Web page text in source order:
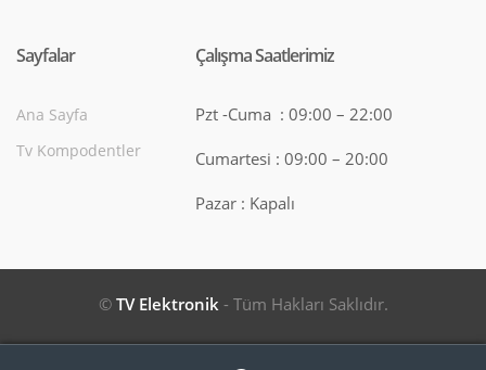
Sayfalar
Ana Sayfa
Tv Kompodentler
Çalışma Saatlerimiz
Pzt -Cuma : 09:00 – 22:00
Cumartesi : 09:00 – 20:00
Pazar : Kapalı
© TV Elektronik- Tüm Hakları Saklıdır.